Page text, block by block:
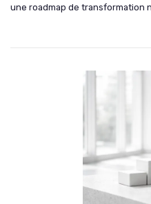
une roadmap de transformation